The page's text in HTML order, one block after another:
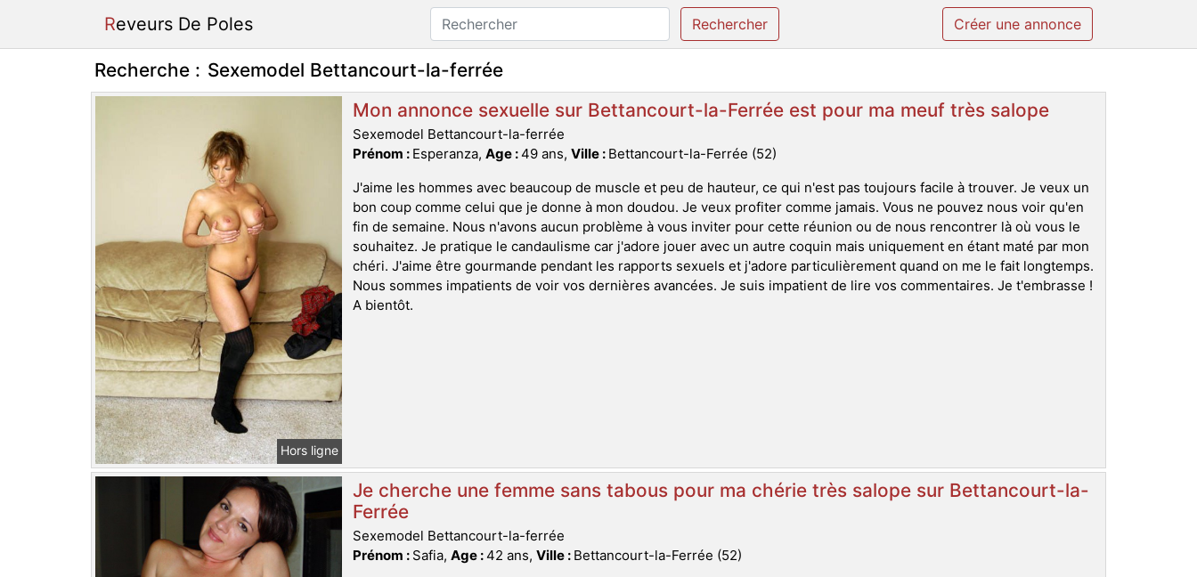
Reveurs De Poles Rechercher Créer une annonce
Recherche : Sexemodel Bettancourt-la-ferrée
Hors ligne
Mon annonce sexuelle sur Bettancourt-la-Ferrée est pour ma meuf très salope
Sexemodel Bettancourt-la-ferrée
Prénom : Esperanza, Age :49 ans, Ville : Bettancourt-la-Ferrée (52)
J'aime les hommes avec beaucoup de muscle et peu de hauteur, ce qui n'est pas toujours facile à trouver. Je veux un
bon coup comme celui que je donne à mon doudou. Je veux profiter comme jamais. Vous ne pouvez nous voir qu'en
fin de semaine. Nous n'avons aucun problème à vous inviter pour cette réunion ou de nous rencontrer là où vous le
souhaitez. Je pratique le candaulisme car j'adore jouer avec un autre coquin mais uniquement en étant maté par mon
chéri. J'aime être gourmande pendant les rapports sexuels et j'adore particulièrement quand on me le fait longtemps.
Nous sommes impatients de voir vos dernières avancées. Je suis impatient de lire vos commentaires. Je t'embrasse !
A bientôt.
Je cherche une femme sans tabous pour ma chérie très salope sur Bettancourt-la-
Ferrée
Sexemodel Bettancourt-la-ferrée
Prénom : Safia, Age :42 ans, Ville : Bettancourt-la-Ferrée (52)